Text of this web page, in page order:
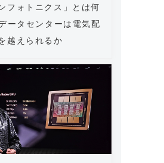
フォトニクス」とは何
タセンターは電気配
越えられるか